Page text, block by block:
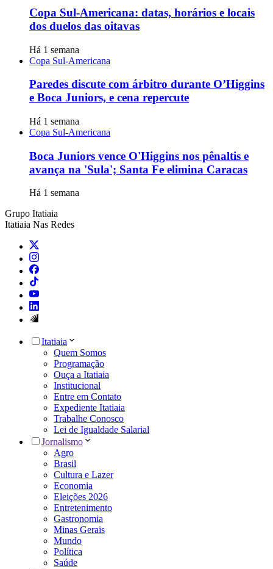
Copa Sul-Americana: datas, horários e locais
dos duelos das oitavas
Há 1 semana
Copa Sul-Americana
Paredes discute com árbitro durante O’Higgins
e Boca Juniors, e cena repercute
Há 1 semana
Copa Sul-Americana
Boca Juniors vence O'Higgins nos pênaltis e
avança na 'Sula'; Santa Fe elimina Caracas
Há 1 semana
Grupo Itatiaia
Itatiaia Nas Redes
Itatiaia
Quem Somos
Programação
Ouça a Itatiaia
Institucional
Entre em Contato
Expediente Itatiaia
Trabalhe Conosco
Lei de Igualdade Salarial
Jornalismo
Agro
Brasil
Cultura e Lazer
Economia
Eleições 2026
Entretenimento
Gastronomia
Minas Gerais
Mundo
Política
Saúde